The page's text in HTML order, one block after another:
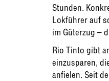
Stunden.
Lokführer auf
im Güterzug –
Rio Tinto gibt
einzusparen,
anfielen. Seit